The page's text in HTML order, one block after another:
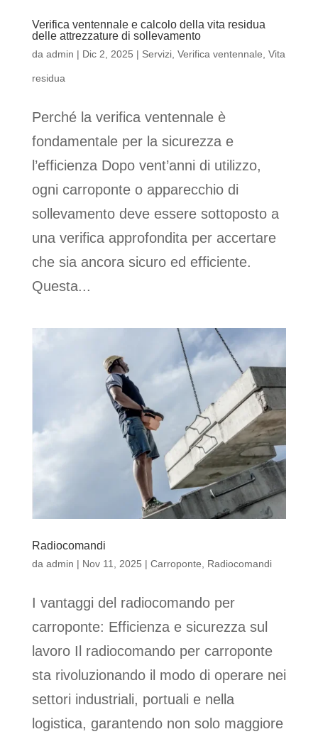
Verifica ventennale e calcolo della vita residua
delle attrezzature di sollevamento
da admin | Dic 2, 2025 | Servizi, Verifica ventennale, Vita
residua
Perché la verifica ventennale è
fondamentale per la sicurezza e
l’efficienza Dopo vent’anni di utilizzo,
ogni carroponte o apparecchio di
sollevamento deve essere sottoposto a
una verifica approfondita per accertare
che sia ancora sicuro ed efficiente.
Questa...
Radiocomandi
da admin | Nov 11, 2025 | Carroponte, Radiocomandi
I vantaggi del radiocomando per
carroponte: Efficienza e sicurezza sul
lavoro Il radiocomando per carroponte
sta rivoluzionando il modo di operare nei
settori industriali, portuali e nella
logistica, garantendo non solo maggiore